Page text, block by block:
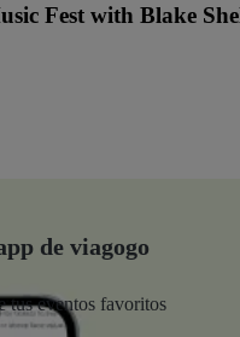
Fest with Blake
de viagogo
tus eventos favoritos